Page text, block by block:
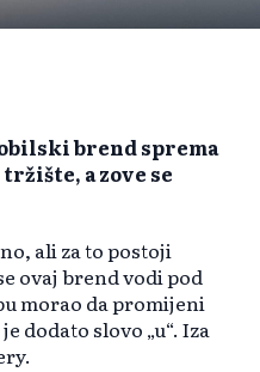
brend sprema
a zove se
ali za to postoji
ovaj brend vodi pod
morao da promijeni
dodato slovo „u“. Iza